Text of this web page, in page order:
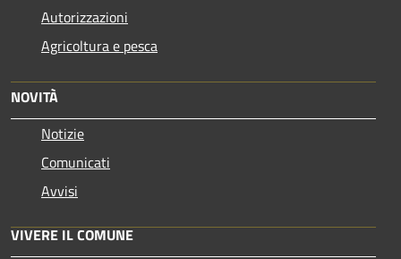
Autorizzazioni
Agricoltura e pesca
NOVITÀ
Notizie
Comunicati
Avvisi
VIVERE IL COMUNE